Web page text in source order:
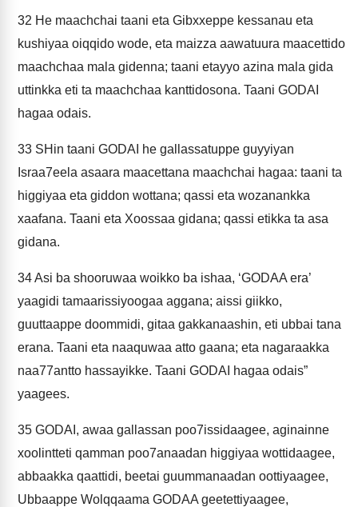
32 He maachchai taani eta Gibxxeppe kessanau eta
kushiyaa oiqqido wode, eta maizza aawatuura maacettido
maachchaa mala gidenna; taani etayyo azina mala gida
uttinkka eti ta maachchaa kanttidosona. Taani GODAI
hagaa odais.
33 SHin taani GODAI he gallassatuppe guyyiyan
Israa7eela asaara maacettana maachchai hagaa: taani ta
higgiyaa eta giddon wottana; qassi eta wozanankka
xaafana. Taani eta Xoossaa gidana; qassi etikka ta asa
gidana.
34Asi ba shooruwaa woikko ba ishaa, ‘GODAA era’
yaagidi tamaarissiyoogaa aggana; aissi giikko,
guuttaappe doommidi, gitaa gakkanaashin, eti ubbai tana
erana. Taani eta naaquwaa atto gaana; eta nagaraakka
naa77antto hassayikke. Taani GODAI hagaa odais”
yaagees.
35 GODAI, awaa gallassan poo7issidaagee, aginainne
xoolintteti qamman poo7anaadan higgiyaa wottidaagee,
abbaakka qaattidi, beetai guummanaadan oottiyaagee,
Ubbaappe Wolqqaama GODAA geetettiyaagee,